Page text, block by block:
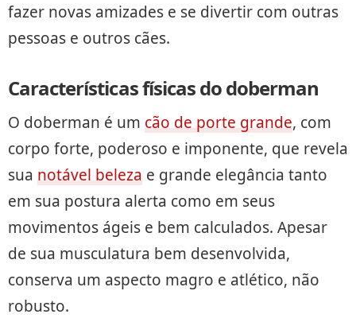
fazer novas amizades e se divertir com outras
pessoas e outros cães.
Características físicas do doberman
O doberman é um cão de porte grande, com
corpo forte, poderoso e imponente, que revela
sua notável beleza e grande elegância tanto
em sua postura alerta como em seus
movimentos ágeis e bem calculados. Apesar
de sua musculatura bem desenvolvida,
conserva um aspecto magro e atlético, não
robusto.